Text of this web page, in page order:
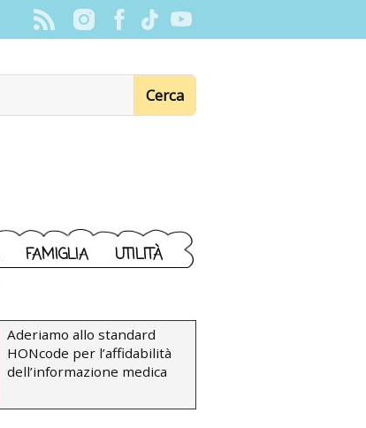
FAMIGLIA UTILITÀ
Aderiamo allo standard
HONcode per l’affidabilità
dell’informazione medica